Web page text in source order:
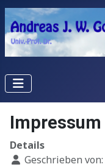
Impressum
Details
Geschrieben von: